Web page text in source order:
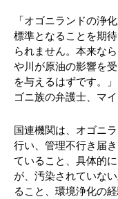
「オゴニランドの浄
標準となることを期
られません。本来な
や川が原油の影響を
を与えるはずです。
ゴニ族の弁護士、マ
国連機関は、オゴニ
行い、管理不行き届
ていること、具体的
が、汚染されていな
ること、環境浄化の